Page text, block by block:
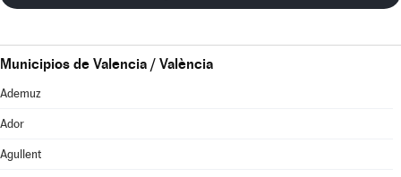
Municipios de Valencia / València
Ademuz
Ador
Agullent